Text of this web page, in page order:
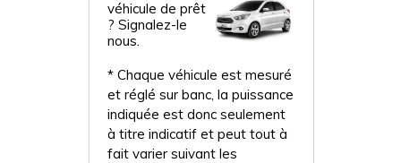
véhicule de prêt
? Signalez-le
nous.
* Chaque véhicule est mesuré
et réglé sur banc, la puissance
indiquée est donc seulement
à titre indicatif et peut tout à
fait varier suivant les